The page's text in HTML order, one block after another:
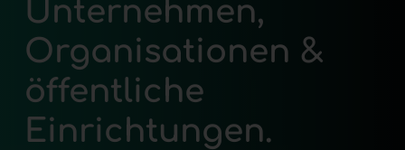
Unternehmen,
Organisationen &
öffentliche
Einrichtungen.